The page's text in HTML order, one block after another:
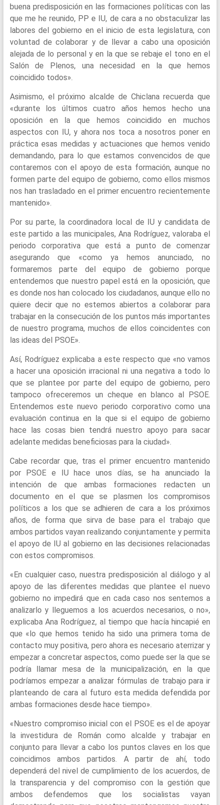
buena predisposición en las formaciones políticas con las
que me he reunido, PP e IU, de cara a no obstaculizar las
labores del gobierno en el inicio de esta legislatura, con
voluntad de colaborar y de llevar a cabo una oposición
alejada de lo personal y en la que se rebaje el tono en el
Salón de Plenos, una necesidad en la que hemos
coincidido todos».
Asimismo, el próximo alcalde de Chiclana recuerda que
«durante los últimos cuatro años hemos hecho una
oposición en la que hemos coincidido en muchos
aspectos con IU, y ahora nos toca a nosotros poner en
práctica esas medidas y actuaciones que hemos venido
demandando, para lo que estamos convencidos de que
contaremos con el apoyo de esta formación, aunque no
formen parte del equipo de gobierno, como ellos mismos
nos han trasladado en el primer encuentro recientemente
mantenido».
Por su parte, la coordinadora local de IU y candidata de
este partido a las municipales, Ana Rodríguez, valoraba el
periodo corporativa que está a punto de comenzar
asegurando que «como ya hemos anunciado, no
formaremos parte del equipo de gobierno porque
entendemos que nuestro papel está en la oposición, que
es donde nos han colocado los ciudadanos, aunque ello no
quiere decir que no estemos abiertos a colaborar para
trabajar en la consecución de los puntos más importantes
de nuestro programa, muchos de ellos coincidentes con
las ideas del PSOE».
Así, Rodríguez explicaba a este respecto que «no vamos
a hacer una oposición irracional ni una negativa a todo lo
que se plantee por parte del equipo de gobierno, pero
tampoco ofreceremos un cheque en blanco al PSOE.
Entendemos este nuevo periodo corporativo como una
evaluación continua en la que si el equipo de gobierno
hace las cosas bien tendrá nuestro apoyo para sacar
adelante medidas beneficiosas para la ciudad».
Cabe recordar que, tras el primer encuentro mantenido
por PSOE e IU hace unos días, se ha anunciado la
intención de que ambas formaciones redacten un
documento en el que se plasmen los compromisos
políticos a los que se adhieren de cara a los próximos
años, de forma que sirva de base para el trabajo que
ambos partidos vayan realizando conjuntamente y permita
el apoyo de IU al gobierno en las decisiones relacionadas
con estos compromisos.
«En cualquier caso, nuestra predisposición al diálogo y al
apoyo de las diferentes medidas que plantee el nuevo
gobierno no impedirá que en cada caso nos sentemos a
analizarlo y lleguemos a los acuerdos necesarios, o no»,
explicaba Ana Rodríguez, al tiempo que hacía hincapié en
que «lo que hemos tenido ha sido una primera toma de
contacto muy positiva, pero ahora es necesario aterrizar y
empezar a concretar aspectos, como puede ser la que se
podría llamar mesa de la municipalización, en la que
podríamos empezar a analizar fórmulas de trabajo para ir
planteando de cara al futuro esta medida defendida por
ambas formaciones desde hace tiempo».
«Nuestro compromiso inicial con el PSOE es el de apoyar
la investidura de Román como alcalde y trabajar en
conjunto para llevar a cabo los puntos claves en los que
coincidimos ambos partidos. A partir de ahí, todo
dependerá del nivel de cumplimiento de los acuerdos, de
la transparencia y del compromiso con la gestión que
ambos defendemos que los socialistas vayan